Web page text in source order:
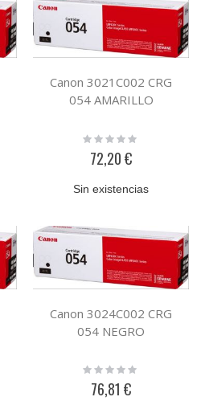
Canon 3021C002 CRG
054 AMARILLO
Rating:
72,20 €
Sin existencias
Canon 3024C002 CRG
054 NEGRO
Rating:
76,81 €